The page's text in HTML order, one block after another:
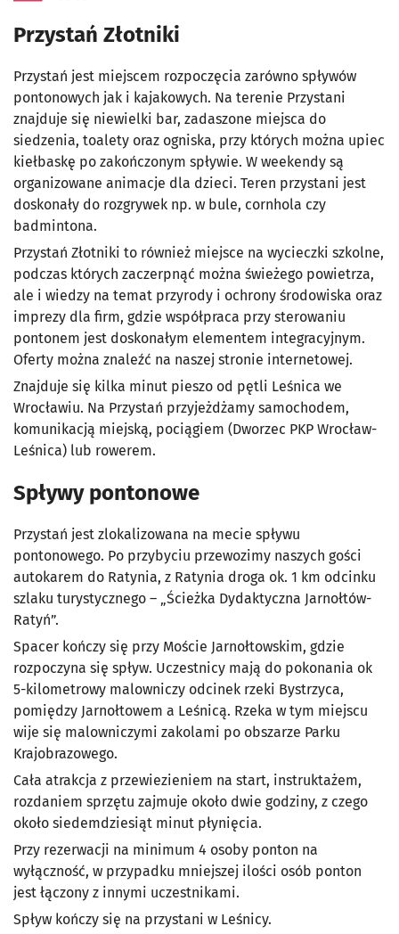
Przystań Złotniki
Przystań jest miejscem rozpoczęcia zarówno spływów
pontonowych jak i kajakowych. Na terenie Przystani
znajduje się niewielki bar, zadaszone miejsca do
siedzenia, toalety oraz ogniska, przy których można upiec
kiełbaskę po zakończonym spływie. W weekendy są
organizowane animacje dla dzieci. Teren przystani jest
doskonały do rozgrywek np. w bule, cornhola czy
badmintona.
Przystań Złotniki to również miejsce na wycieczki szkolne,
podczas których zaczerpnąć można świeżego powietrza,
ale i wiedzy na temat przyrody i ochrony środowiska oraz
imprezy dla firm, gdzie współpraca przy sterowaniu
pontonem jest doskonałym elementem integracyjnym.
Oferty można znaleźć na naszej stronie internetowej.
Znajduje się kilka minut pieszo od pętli Leśnica we
Wrocławiu. Na Przystań przyjeżdżamy samochodem,
komunikacją miejską, pociągiem (Dworzec PKP Wrocław-
Leśnica) lub rowerem.
Spływy pontonowe
Przystań jest zlokalizowana na mecie spływu
pontonowego. Po przybyciu przewozimy naszych gości
autokarem do Ratynia, z Ratynia droga ok. 1 km odcinku
szlaku turystycznego – „Ścieżka Dydaktyczna Jarnołtów-
Ratyń”.
Spacer kończy się przy Moście Jarnołtowskim, gdzie
rozpoczyna się spływ. Uczestnicy mają do pokonania ok
5-kilometrowy malowniczy odcinek rzeki Bystrzyca,
pomiędzy Jarnołtowem a Leśnicą. Rzeka w tym miejscu
wije się malowniczymi zakolami po obszarze Parku
Krajobrazowego.
Cała atrakcja z przewiezieniem na start, instruktażem,
rozdaniem sprzętu zajmuje około dwie godziny, z czego
około siedemdziesiąt minut płynięcia.
Przy rezerwacji na minimum 4 osoby ponton na
wyłączność, w przypadku mniejszej ilości osób ponton
jest łączony z innymi uczestnikami.
Spływ kończy się na przystani w Leśnicy.